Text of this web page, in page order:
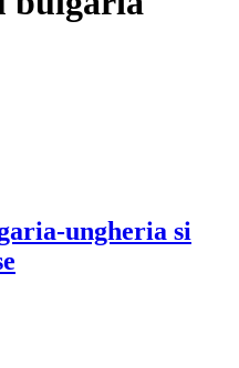
ungheria si